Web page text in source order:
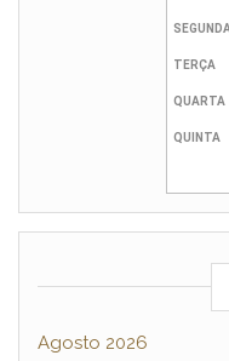
Agosto 2026